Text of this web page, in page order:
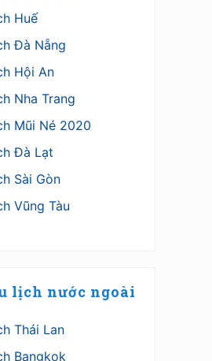
Huế
Đà Nẵng
Hội An
Nha Trang
Mũi Né 2020
Đà Lạt
Sài Gòn
Vũng Tàu
lịch nước ngoài
Thái Lan
Bangkok